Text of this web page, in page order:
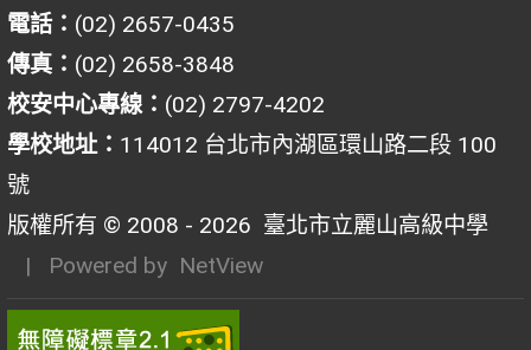
電話： (02) 2657-0435
傳真： (02) 2658-3848
校安中心專線： (02) 2797-4202
學校地址： 114012 台北市內湖區環山路二段 100
號
版權所有 © 2008 - 2026 臺北市立麗山高級中學
| Powered by NetView